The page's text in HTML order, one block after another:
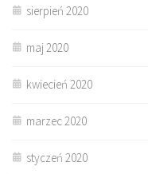
sierpień 2020
maj 2020
kwiecień 2020
marzec 2020
styczeń 2020